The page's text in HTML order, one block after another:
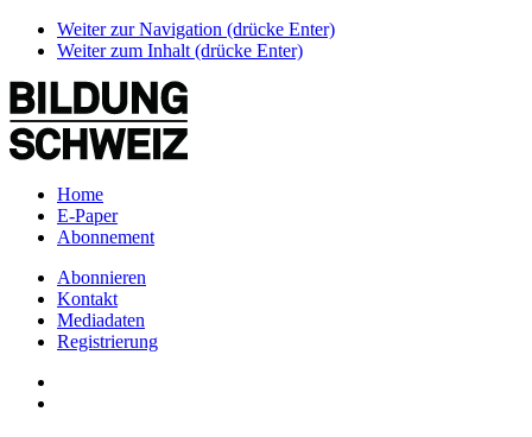
Weiter zur Navigation (drücke Enter)
Weiter zum Inhalt (drücke Enter)
Home
E-Paper
Abonnement
Abonnieren
Kontakt
Mediadaten
Registrierung